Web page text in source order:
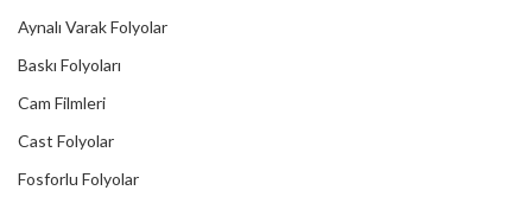
Aynalı Varak Folyolar
Baskı Folyoları
Cam Filmleri
Cast Folyolar
Fosforlu Folyolar